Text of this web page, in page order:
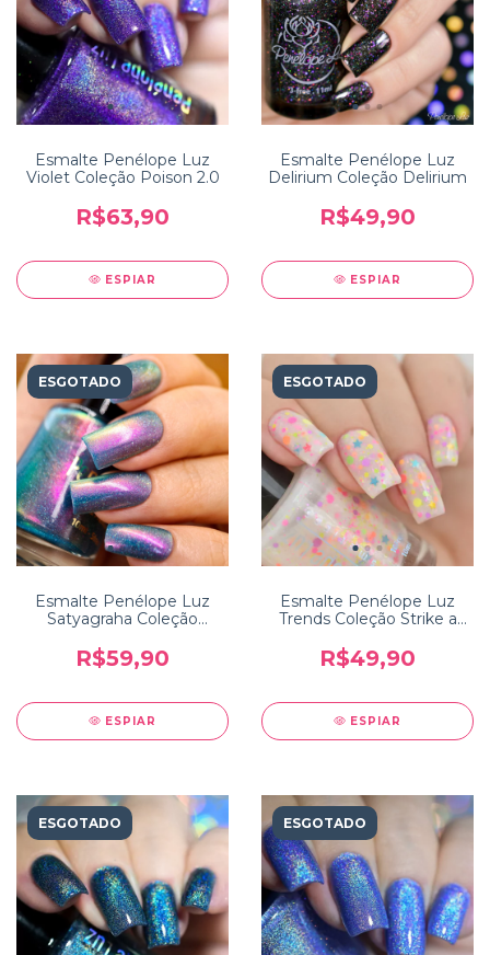
Esmalte Penélope Luz
Violet Coleção Poison 2.0
R$63,90
ESPIAR
Esmalte Penélope Luz
Delirium Coleção Delirium
R$49,90
ESPIAR
ESGOTADO
Esmalte Penélope Luz
Satyagraha Coleção
R$59,90
ESPIAR
ESGOTADO
Esmalte Penélope Luz
Trends Coleção Strike a
R$49,90
ESPIAR
ESGOTADO ESGOTADO